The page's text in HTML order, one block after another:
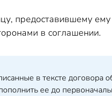
предоставившему
в соглашении.
в тексте договора
ее до